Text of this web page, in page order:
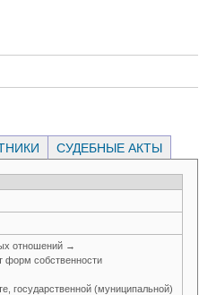
СУДЕБНЫЕ АКТЫ
отношений →
форм собственности
государственной (муниципальной)